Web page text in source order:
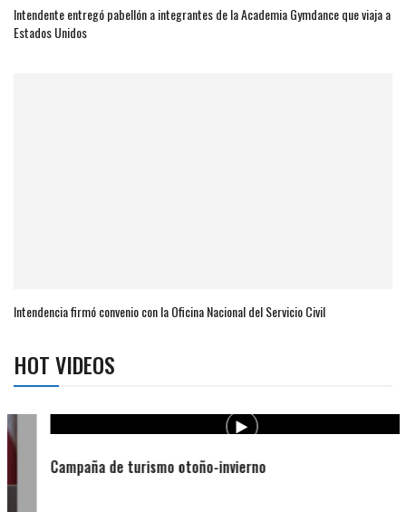
Intendente entregó pabellón a integrantes de la Academia Gymdance que viaja a
Estados Unidos
Intendencia firmó convenio con la Oficina Nacional del Servicio Civil
HOT VIDEOS
Campaña de turismo otoño-invierno